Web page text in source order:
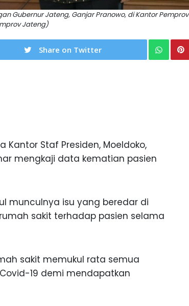
Gubernur Jateng, Ganjar Pranowo, di Kantor Pemprov
Jateng)
Share on Twitter
Kantor Staf Presiden, Moeldoko,
mengkaji data kematian pasien
munculnya isu yang beredar di
sakit terhadap pasien selama
sakit memukul rata semua
19 demi mendapatkan